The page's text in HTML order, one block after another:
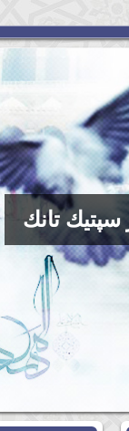
سپتيك تانك